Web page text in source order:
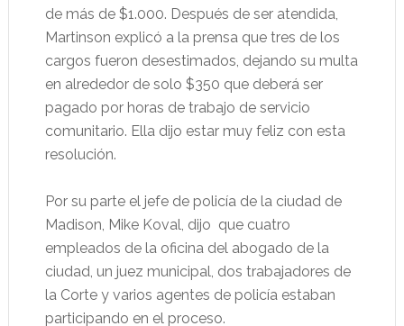
de más de $1.000. Después de ser atendida,
Martinson explicó a la prensa que tres de los
cargos fueron desestimados, dejando su multa
en alrededor de solo $350 que deberá ser
pagado por horas de trabajo de servicio
comunitario. Ella dijo estar muy feliz con esta
resolución.
Por su parte el jefe de policía de la ciudad de
Madison, Mike Koval, dijo que cuatro
empleados de la oficina del abogado de la
ciudad, un juez municipal, dos trabajadores de
la Corte y varios agentes de policía estaban
participando en el proceso.